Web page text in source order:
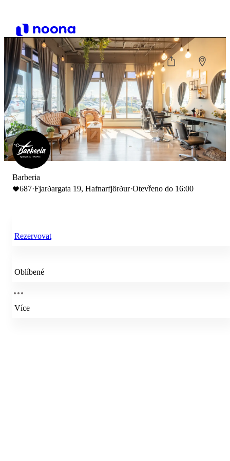
Barberia
687·Fjarðargata 19, Hafnarfjörður·Otevřeno do 16:00
Rezervovat
Oblíbené
Více